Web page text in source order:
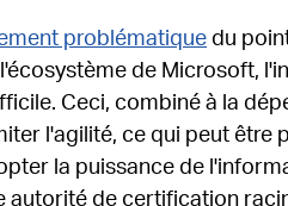
problématique du
l'écosystème de Microsoft,
Ceci, combiné à la
l'agilité, ce qui peut être
la puissance de
autorité de certification